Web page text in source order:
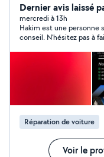
freinages,
embrayage, passage
d'accessoires, ainsi que reprogramation de clé
toute sorte de
me contacter pour plus
vous ne parvenez
Dernier avis laissé
mercredi à 13h
Hakim est une personne
conseil. N’hésitez pas à
Réparation de voiture
Voir le